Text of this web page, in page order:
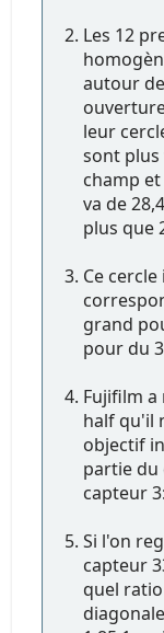
Les 12
autour
leur
sont plus
champ
va de
plus que
Ce
grand
pour du
Fujifilm a
half qu'il
objectif
partie du
capteur
Si l'on
capteur
quel